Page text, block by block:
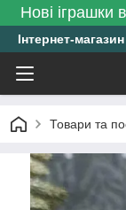
Нові іграшки
Інтернет-
Товари та